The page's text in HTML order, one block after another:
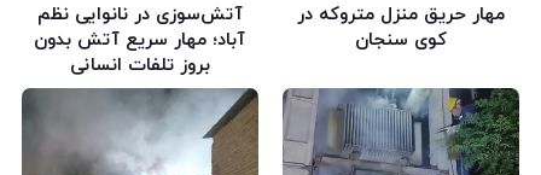
مهار حریق منزل متروکه در
کوی سنجان
آتش‌سوزی در نانوایی نظم
آباد؛ مهار سریع آتش بدون
بروز تلفات انسانی